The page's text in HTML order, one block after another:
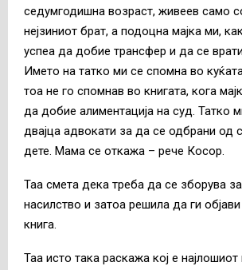
седумгодишна возраст, живеев само
нејзиниот брат, а подоцна мајка ми,
успеа да добие трансфер и да се
Името на татко ми се спомна во
тоа не го спомнав во книгата, кога
да добие алиментација на суд. Татко
двајца адвокати за да се одбрани од
дете. Мама се откажа – рече Косор.
Таа смета дека треба да се зборува
насилство и затоа решила да ги
книга.
Таа исто така раскажа кој е